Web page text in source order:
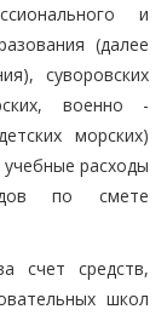
и
(далее
суворовских
военно -
морских)
учебные расходы
по смете
счет средств,
школ